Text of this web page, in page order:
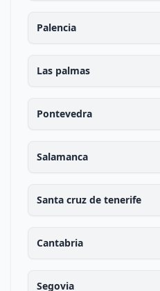
Palencia
Las palmas
Pontevedra
Salamanca
Santa cruz de tenerife
Cantabria
Segovia